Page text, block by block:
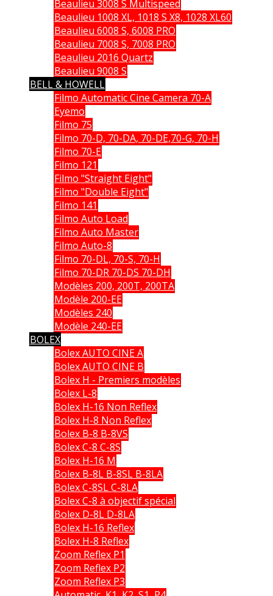
Beaulieu 3008 S Multispeed
Beaulieu 1008 XL, 1018 S X8, 1028 XL60
Beaulieu 6008 S, 6008 PRO
Beaulieu 7008 S, 7008 PRO
Beaulieu 2016 Quartz
Beaulieu 9008 S
BELL & HOWELL
Filmo Automatic Cine Camera 70-A
Eyemo
Filmo 75
Filmo 70-D, 70-DA, 70-DE,70-G, 70-H
Filmo 70-E
Filmo 121
Filmo "Straight Eight"
Filmo "Double Eight"
Filmo 141
Filmo Auto Load
Filmo Auto Master
Filmo Auto-8
Filmo 70-DL, 70-S, 70-H
Filmo 70-DR 70-DS 70-DH
Modèles 200, 200T, 200TA
Modèle 200-EE
Modèles 240
Modèle 240-EE
BOLEX
Bolex AUTO CINE A
Bolex AUTO CINE B
Bolex H - Premiers modèles
Bolex L-8
Bolex H-16 Non Reflex
Bolex H-8 Non Reflex
Bolex B-8 B-8VS
Bolex C-8 C-8S
Bolex H-16 M
Bolex B-8L B-8SL B-8LA
Bolex C-8SL C-8LA
Bolex C-8 à objectif spécial
Bolex D-8L D-8LA
Bolex H-16 Reflex
Bolex H-8 Reflex
Zoom Reflex P1
Zoom Reflex P2
Zoom Reflex P3